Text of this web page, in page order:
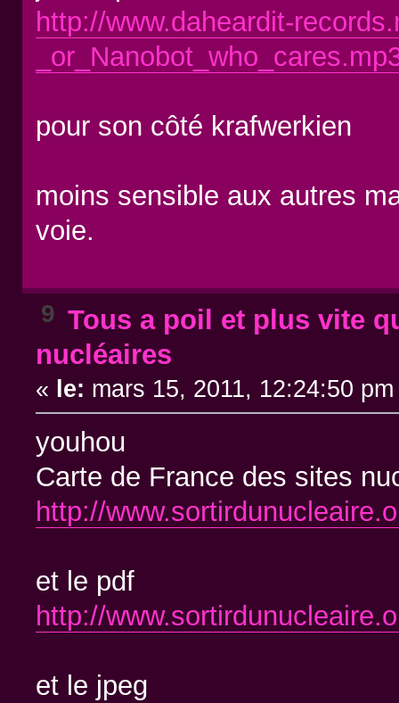
http://www.daheardit-
pour son côté krafwerkien
moins sensible aux autres
voie.
9 Tous a poil et plus vite
nucléaires
« le: mars 15, 2011, 12:24:50
youhou
Carte de France des sites
http://
et le pdf
http://
et le jpeg